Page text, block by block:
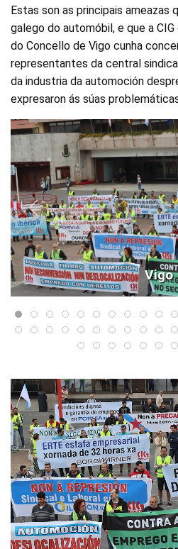
Estas son as principais
galego do automóbil, e que a
do Concello de Vigo cunha
representantes da central
da industria da automoción
expresaron ás súas
Vigo